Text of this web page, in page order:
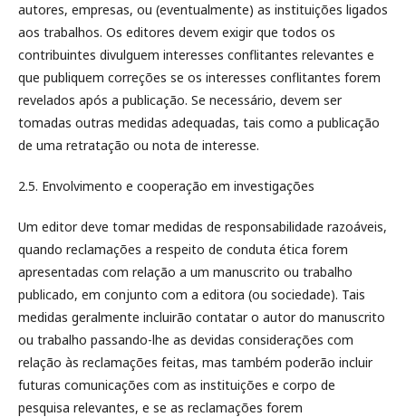
autores, empresas, ou (eventualmente) as instituições ligados
aos trabalhos. Os editores devem exigir que todos os
contribuintes divulguem interesses conflitantes relevantes e
que publiquem correções se os interesses conflitantes forem
revelados após a publicação. Se necessário, devem ser
tomadas outras medidas adequadas, tais como a publicação
de uma retratação ou nota de interesse.
2.5. Envolvimento e cooperação em investigações
Um editor deve tomar medidas de responsabilidade razoáveis,
quando reclamações a respeito de conduta ética forem
apresentadas com relação a um manuscrito ou trabalho
publicado, em conjunto com a editora (ou sociedade). Tais
medidas geralmente incluirão contatar o autor do manuscrito
ou trabalho passando-lhe as devidas considerações com
relação às reclamações feitas, mas também poderão incluir
futuras comunicações com as instituições e corpo de
pesquisa relevantes, e se as reclamações forem